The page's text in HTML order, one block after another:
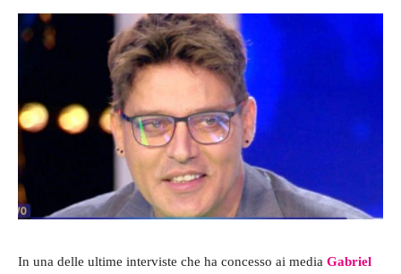
In una delle ultime interviste che ha concesso ai media Gabriel